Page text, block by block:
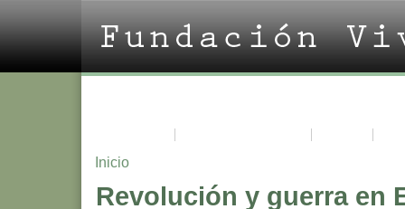
Inicio
Revolución y guerra en